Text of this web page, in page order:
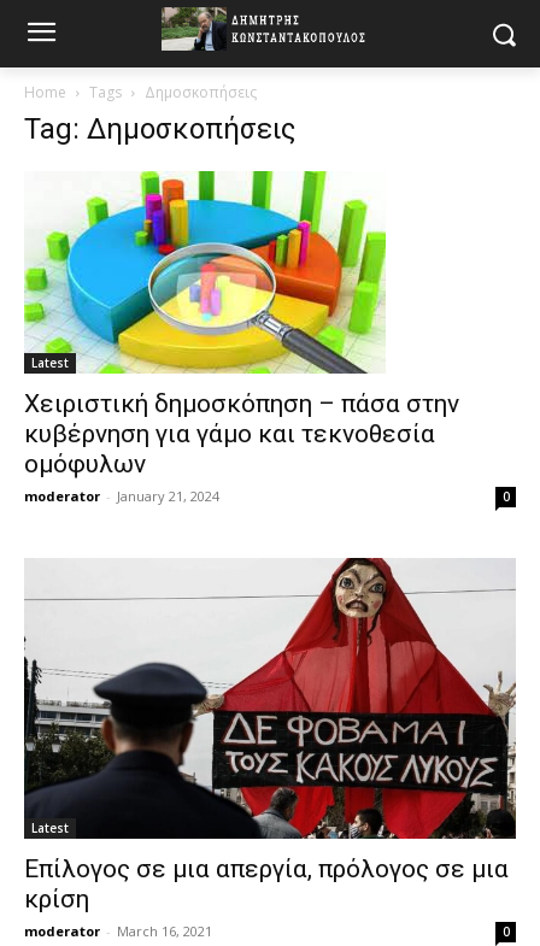
Home Tags Δημοσκοπήσεις
Tag: Δημοσκοπήσεις
Latest
Χειριστική δημοσκόπηση – πάσα στην
κυβέρνηση για γάμο και τεκνοθεσία
ομόφυλων
moderator - January 21, 2024 0
Latest
Επίλογος σε μια απεργία, πρόλογος σε μια
κρίση
moderator - March 16, 2021 0